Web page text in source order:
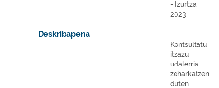
- Izurtza
2023
Deskribapena
Kontsultatu
itzazu
udalerria
zeharkatzen
duten